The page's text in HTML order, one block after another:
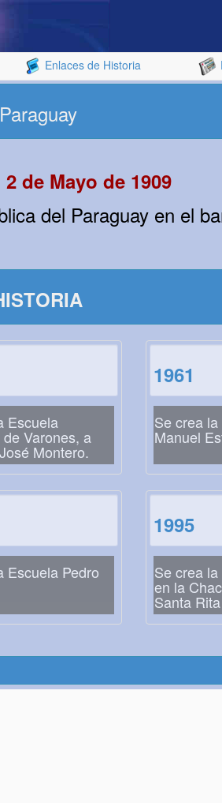
Enlaces de Historia
2 de Mayo de 1909
del Paraguay en el
Escuela
Varones, a
Montero.
1961
Se crea
Manuel
Escuela Pedro
1995
Se crea
en la
Santa Rita